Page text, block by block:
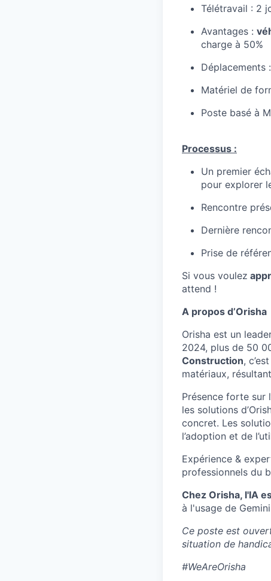
Télétravail : 2
Avantages :
charge à 50%
Déplacements
Matériel de
Poste basé à
Processus :
Un premier
pour explorer
Rencontre
Dernière
Prise de
Si vous voulez
attend !
A propos d’Orisha
Orisha est un
2024, plus de 50
Construction,
matériaux,
Présence forte sur
les solutions
concret. Les
l’adoption et de
Expérience &
professionnels du
Chez Orisha, l'IA
à l'usage de
Ce poste est
situation de
#WeAreOrisha